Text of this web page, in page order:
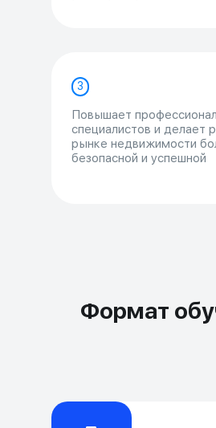
Повышает
специалистов и делает
рынке недвижимости
безопасной и успешной
3
Формат